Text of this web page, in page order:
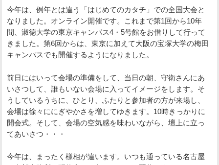
今年は、例年とは違う「はじめてのカタチ」での全国大会と
なりました。オンライン開催です。これまで第1回から10年
間、淑徳大学の東京キャンパス4・5号館をお借りして行って
きました。第6回からは、東京に加えて大阪の宝塚大学の梅田
キャンパスでも開催するようになりました。
前日にはいって会場の準備をして、当日の朝、守衛さんにあ
いさつして、誰もいない会場に入ってイメージをします。そ
うしているうちに、ひとり、ふたりと参加者の方が来場し、
会場は徐々ににぎやかさを増してゆきます。10時きっかりに
開会式。そして、会場の空気感を味わいながら、壇上に立っ
てあいさつ・・・
今年は、まったく様相が違います。いつも通っている名古屋